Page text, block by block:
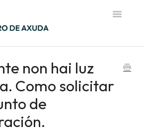
Toggle
non hai luz
Como solicitar
de